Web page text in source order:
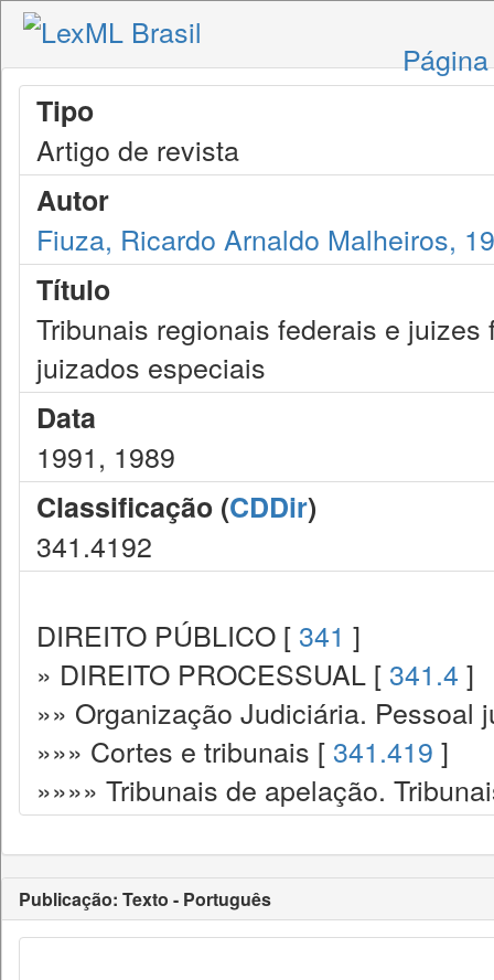
Tipo
Artigo de revista
Autor
Fiuza, Ricardo Arnaldo Malheiros,
Título
Tribunais regionais federais e
juizados especiais
Data
1991, 1989
Classificação (CDDir)
341.4192
DIREITO PÚBLICO [ 341 ]
» DIREITO PROCESSUAL [ 341.4 ]
»» Organização Judiciária. Pessoal
»»» Cortes e tribunais [ 341.419 ]
»»»» Tribunais de apelação.
Publicação: Texto - Português